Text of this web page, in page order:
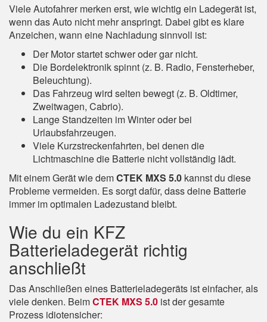
Viele Autofahrer merken erst, wie wichtig ein Ladegerät ist,
wenn das Auto nicht mehr anspringt. Dabei gibt es klare
Anzeichen, wann eine Nachladung sinnvoll ist:
Der Motor startet schwer oder gar nicht.
Die Bordelektronik spinnt (z. B. Radio, Fensterheber,
Beleuchtung).
Das Fahrzeug wird selten bewegt (z. B. Oldtimer,
Zweitwagen, Cabrio).
Lange Standzeiten im Winter oder bei
Urlaubsfahrzeugen.
Viele Kurzstreckenfahrten, bei denen die
Lichtmaschine die Batterie nicht vollständig lädt.
Mit einem Gerät wie demCTEK MXS 5.0 kannst du diese
Probleme vermeiden. Es sorgt dafür, dass deine Batterie
immer im optimalen Ladezustand bleibt.
Wie du ein KFZ
Batterieladegerät richtig
anschließt
Das Anschließen eines Batterieladegeräts ist einfacher, als
viele denken. BeimCTEK MXS 5.0 ist der gesamte
Prozess idiotensicher: